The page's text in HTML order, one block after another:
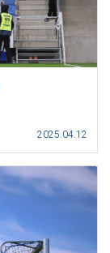
2025.04.12